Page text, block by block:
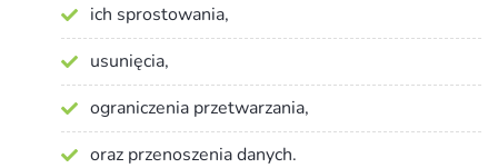
ich sprostowania,
usunięcia,
ograniczenia przetwarzania,
oraz przenoszenia danych.